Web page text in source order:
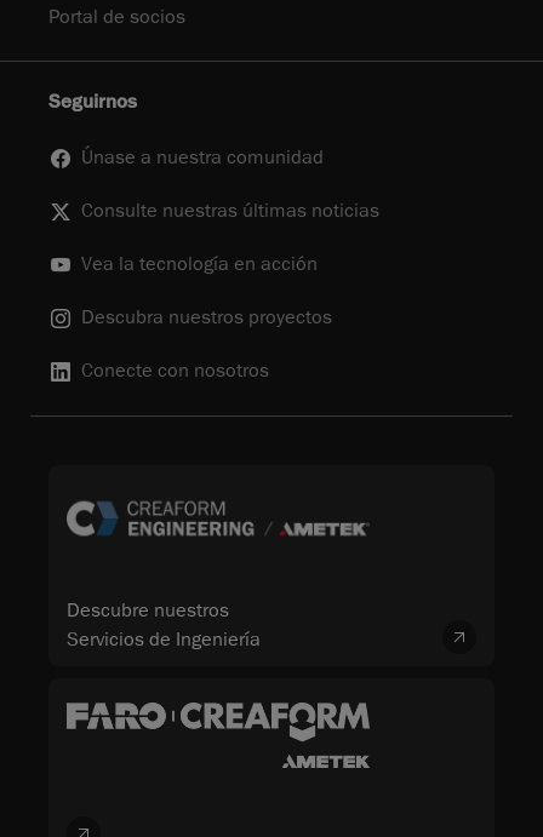
Portal de socios
Seguirnos
Únase a nuestra comunidad
Consulte nuestras últimas noticias
Vea la tecnología en acción
Descubra nuestros proyectos
Conecte con nosotros
Descubre nuestros
Servicios de Ingeniería